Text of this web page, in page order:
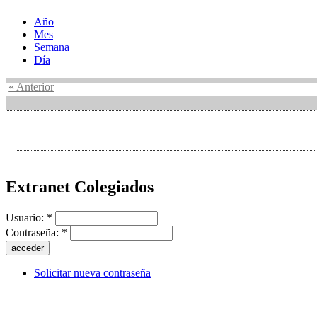
Año
Mes
Semana
Día
« Anterior
Extranet Colegiados
Usuario: *
Contraseña: *
Solicitar nueva contraseña